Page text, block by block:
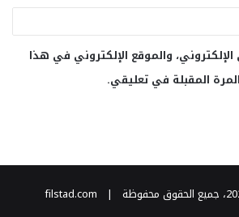
والموقع الإلكتروني في هذا
المقبلة في تعليقي.